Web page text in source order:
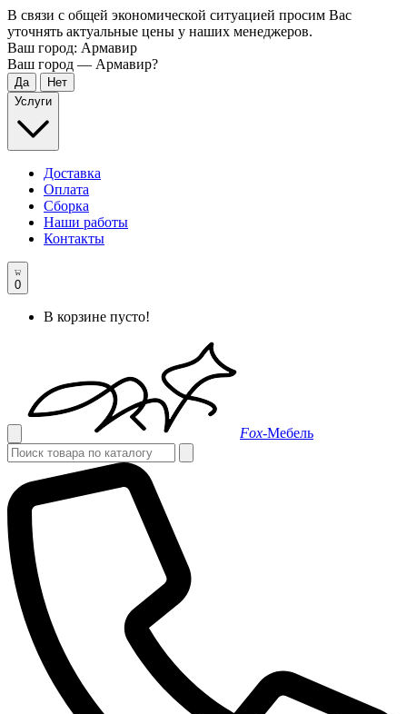
В связи с общей экономической ситуацией просим Вас
уточнять актуальные цены у наших менеджеров.
Ваш город: Армавир
Ваш город — Армавир?
Услуги
Доставка
Оплата
Сборка
Наши работы
Контакты
0
В корзине пусто!
Fox-Мебель